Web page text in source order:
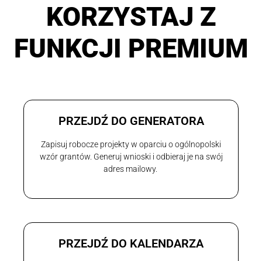
KORZYSTAJ Z
FUNKCJI PREMIUM
PRZEJDŹ DO GENERATORA
Zapisuj robocze projekty w oparciu o ogólnopolski
wzór grantów. Generuj wnioski i odbieraj je na swój
adres mailowy.
PRZEJDŹ DO KALENDARZA